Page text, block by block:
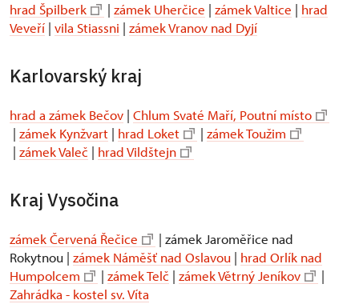
hrad Špilberk | zámek Uherčice | zámek Valtice | hrad
Veveří | vila Stiassni | zámek Vranov nad Dyjí
Karlovarský kraj
hrad a zámek Bečov | Chlum Svaté Maří, Poutní místo
| zámek Kynžvart | hrad Loket | zámek Toužim
| zámek Valeč | hrad Vildštejn
Kraj Vysočina
zámek Červená Řečice
| zámek Jaroměřice nad
Rokytnou | zámek Náměšť nad Oslavou | hrad Orlík nad
Humpolcem
| zámek Telč | zámek Větrný Jeníkov
|
Zahrádka - kostel sv. Víta